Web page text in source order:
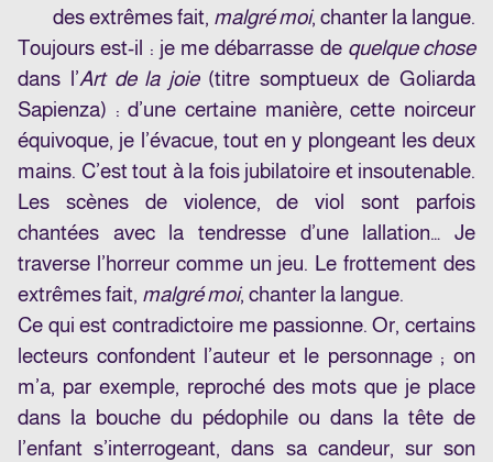
des extrêmes fait, malgré moi, chanter la langue.
Toujours est-il : je me débarrasse de quelque chose
dans l’Art de la joie (titre somptueux de Goliarda
Sapienza) : d’une certaine manière, cette noirceur
équivoque, je l’évacue, tout en y plongeant les deux
mains. C’est tout à la fois jubilatoire et insoutenable.
Les scènes de violence, de viol sont parfois
chantées avec la tendresse d’une lallation… Je
traverse l’horreur comme un jeu. Le frottement des
extrêmes fait, malgré moi, chanter la langue.
Ce qui est contradictoire me passionne. Or, certains
lecteurs confondent l’auteur et le personnage ; on
m’a, par exemple, reproché des mots que je place
dans la bouche du pédophile ou dans la tête de
l’enfant s’interrogeant, dans sa candeur, sur son